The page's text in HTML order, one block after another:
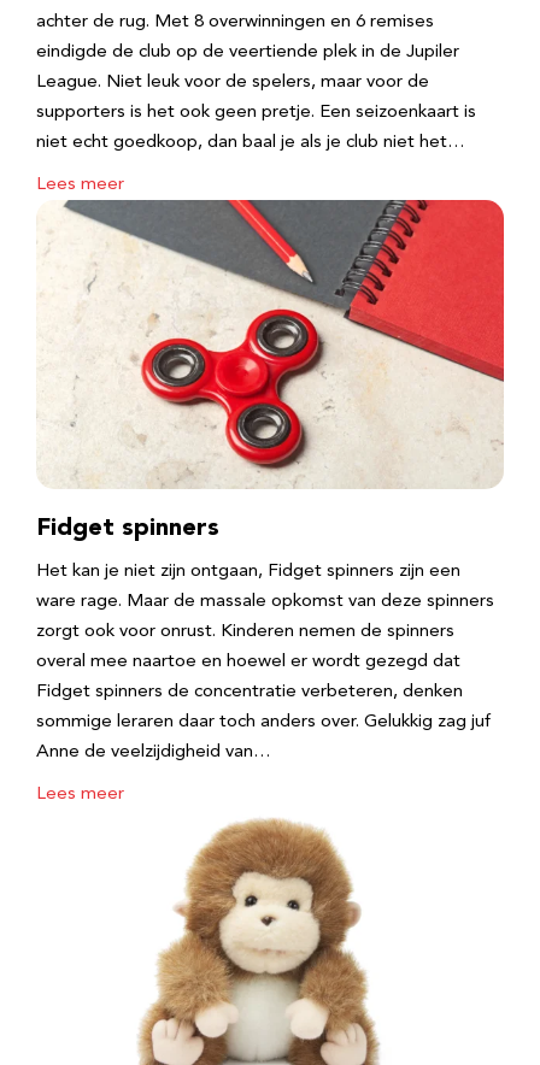
achter de rug. Met 8 overwinningen en 6 remises
eindigde de club op de veertiende plek in de Jupiler
League. Niet leuk voor de spelers, maar voor de
supporters is het ook geen pretje. Een seizoenkaart is
niet echt goedkoop, dan baal je als je club niet het…
Lees meer
Fidget spinners
Het kan je niet zijn ontgaan, Fidget spinners zijn een
ware rage. Maar de massale opkomst van deze spinners
zorgt ook voor onrust. Kinderen nemen de spinners
overal mee naartoe en hoewel er wordt gezegd dat
Fidget spinners de concentratie verbeteren, denken
sommige leraren daar toch anders over. Gelukkig zag juf
Anne de veelzijdigheid van…
Lees meer